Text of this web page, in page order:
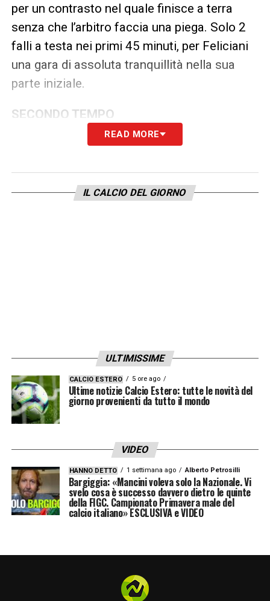
per un contrasto nel quale finisce a terra
senza che l’arbitro faccia una piega. Solo 2
falli a testa nei primi 45 minuti, per Feliciani
una gara di assoluta tranquillità nella sua
parte iniziale.
SECONDO TEMPO
Episodio determinante al 50‘: Sergi Roberto
dell’azione interviene in ritardo su Olivera:
rigore senza troppi dubbi. Al 56′ si scatena
Kvaratskheila rientra in area di rigore sul
sinistro, da dietro riceve una spinta da
Moreno con tutte e due le mani: Feliciani è
molto vicino all’azione e non ritiene falloso
l’intervento del comasco, più scomposto che
violento. Non è d’accordo la panchina del
Napoli e Conte viene ammonito per la battuta
al 4° uomo polemica sul mancato intervento
del Var.
READ MORE
IL CALCIO DEL GIORNO
ULTIMISSIME
CALCIO ESTERO 5 ore ago
Ultime notizie Calcio Estero: tutte le novità del
giorno provenienti da tutto il mondo
VIDEO
HANNO DETTO 1 settimana ago Alberto Petrosilli
Bargiggia: «Mancini voleva solo la Nazionale. Vi
svelo cosa è successo davvero dietro le quinte
della FIGC. Campionato Primavera male del
calcio italiano» ESCLUSIVA e VIDEO